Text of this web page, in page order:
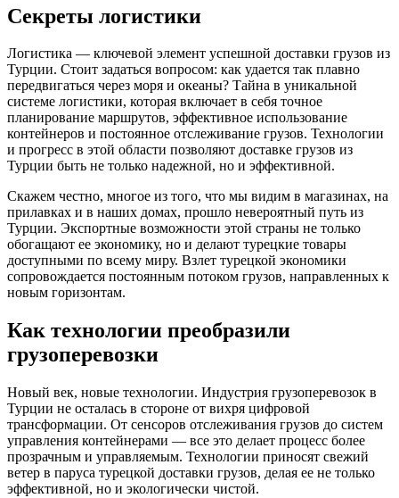
Секреты логистики
Логистика — ключевой элемент успешной доставки грузов из
Турции. Стоит задаться вопросом: как удается так плавно
передвигаться через моря и океаны? Тайна в уникальной
системе логистики, которая включает в себя точное
планирование маршрутов, эффективное использование
контейнеров и постоянное отслеживание грузов. Технологии
и прогресс в этой области позволяют доставке грузов из
Турции быть не только надежной, но и эффективной.
Скажем честно, многое из того, что мы видим в магазинах, на
прилавках и в наших домах, прошло невероятный путь из
Турции. Экспортные возможности этой страны не только
обогащают ее экономику, но и делают турецкие товары
доступными по всему миру. Взлет турецкой экономики
сопровождается постоянным потоком грузов, направленных к
новым горизонтам.
Как технологии преобразили
грузоперевозки
Новый век, новые технологии. Индустрия грузоперевозок в
Турции не осталась в стороне от вихря цифровой
трансформации. От сенсоров отслеживания грузов до систем
управления контейнерами — все это делает процесс более
прозрачным и управляемым. Технологии приносят свежий
ветер в паруса турецкой доставки грузов, делая ее не только
эффективной, но и экологически чистой.